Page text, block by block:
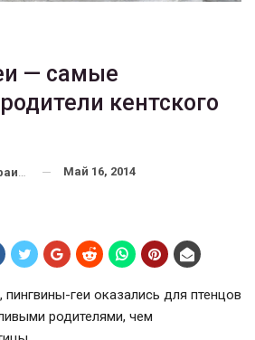
— самые
кентского
Май 16, 2014
геи оказались для птенцов
родителями, чем